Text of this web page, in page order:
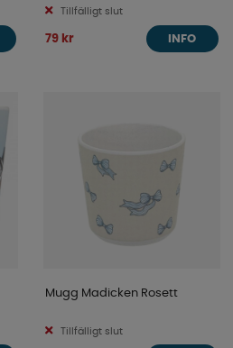
Tillfälligt slut
79 kr INFO
Mugg Madicken Rosett
Tillfälligt slut